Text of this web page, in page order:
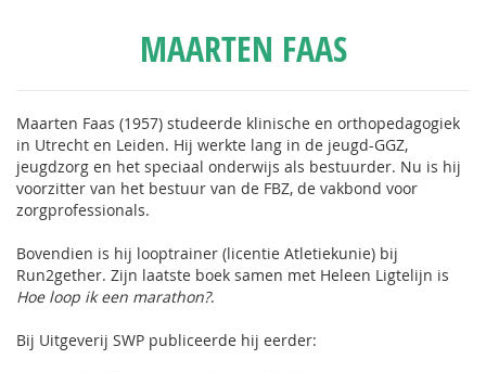
MAARTEN FAAS
Maarten Faas (1957) studeerde klinische en orthopedagogiek
in Utrecht en Leiden. Hij werkte lang in de jeugd-GGZ,
jeugdzorg en het speciaal onderwijs als bestuurder. Nu is hij
voorzitter van het bestuur van de FBZ, de vakbond voor
zorgprofessionals.
Bovendien is hij looptrainer (licentie Atletiekunie) bij
Run2gether. Zijn laatste boek samen met Heleen Ligtelijn is
Hoe loop ik een marathon?.
Bij Uitgeverij SWP publiceerde hij eerder: